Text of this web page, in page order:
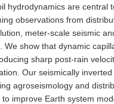
hydrodynamics are
observations from
meter-scale seismic
We show that dynamic
sharp post-rain
Our seismically
agroseismology and
improve Earth system